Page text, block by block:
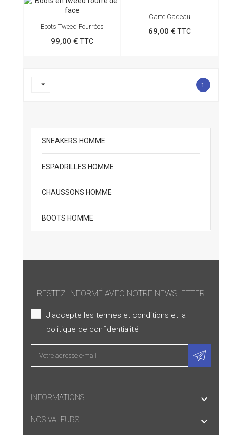
SNEAKERS HOMME
ESPADRILLES HOMME
CHAUSSONS HOMME
BOOTS HOMME
Boots Tweed Fourrées
99,00 € TTC
Carte Cadeau
69,00 € TTC
 1
RESTEZ INFORMÉ AVEC NOTRE NEWSLETTER
J'accepte les termes et conditions et la
politique de confidentialité
INFORMATIONS 
NOS VALEURS 